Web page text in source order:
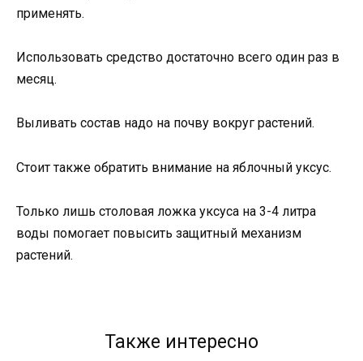
применять.
Использовать средство достаточно всего один раз в
месяц.
Выливать состав надо на почву вокруг растений.
Стоит также обратить внимание на яблочный уксус.
Только лишь столовая ложка уксуса на 3-4 литра
воды помогает повысить защитный механизм
растений.
Также интересно